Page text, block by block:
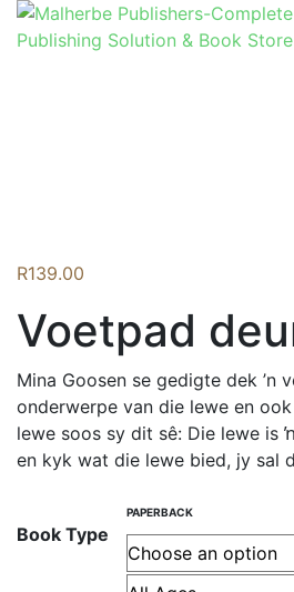
R139.00
Voetpad
Mina Goosen se gedigte dek ’n
onderwerpe van die lewe en
lewe soos sy dit sê: Die lewe is
en kyk wat die lewe bied, jy sal
Book Type
PAPERBACK